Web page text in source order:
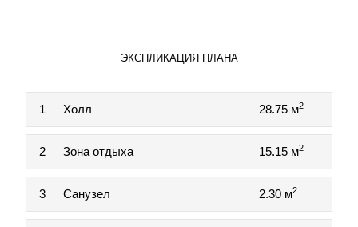
ЭКСПЛИКАЦИЯ ПЛАНА
1 Холл 28.75 м2
2 Зона отдыха 15.15 м2
3 Санузел 2.30 м2